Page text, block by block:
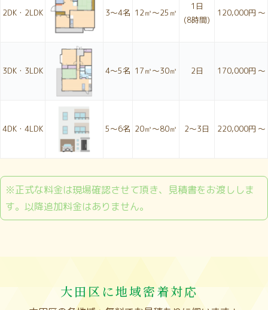
2DK・2LDK 3〜4名 12㎥～25㎥
1日
(8時間)
120,000円 ～
3DK・3LDK 4〜5名 17㎥～30㎥ 2日 170,000円 ～
4DK・4LDK 5〜6名 20㎥～80㎥ 2〜3日 220,000円 ～
※正式な料金は現場確認させて頂き、見積書をお渡ししま
す。以降追加料金はありません。
大田区に地域密着対応